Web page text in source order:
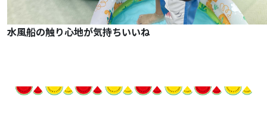
水風船の触り心地が気持ちいいね